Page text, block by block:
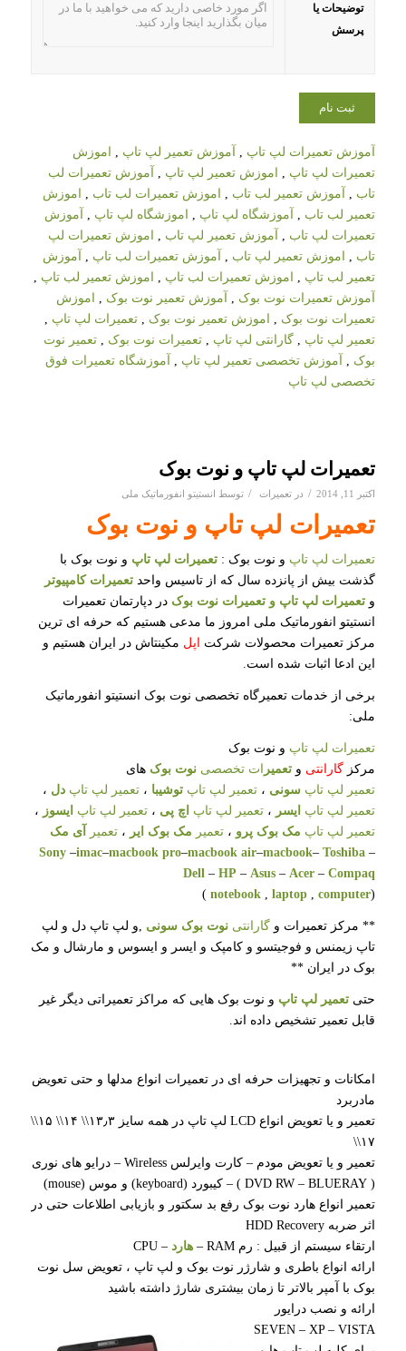
توضیحات یا
پرسش
آموزش تعمیرات لپ تاپ آموزش تعمیر لپ تاپ
اموزش
تعمیرات لپ تاپ
اموزش تعمیر لپ تاپ
آموزش تعمیرات لب
تاب
آموزش تعمیر لب تاب اموزش تعمیرات لب تاب
اموزش
تعمیر لب تاب
آموزشگاه لپ تاپ اموزشگاه لپ تاپ
آموزش
تعمیرات لپ تاب
آموزش تعمیر لپ تاب
اموزش تعمیرات لپ
تاب
اموزش تعمیر لپ تاب آموزش تعمیرات لب تاپ
آموزش
تعمیر لب تاپ
اموزش تعمیرات لب تاپ اموزش تعمیر لب تاپ
آموزش تعمیرات نوت بوک
آموزش تعمیر نوت بوک
اموزش
تعمیرات نوت بوک
اموزش تعمیر نوت بوک تعمیرات لپ تاپ
تعمیر لپ تاپ
گارانتی لپ تاپ تعمیرات نوت بوک
تعمیر نوت
بوک
آموزش تخصصی تعمیر لپ تاپ
آموزشگاه تعمیرات فوق
تخصصی لپ تاپ
تعمیرات لپ تاپ و نوت بوک
اکتبر 11, 2014 / در تعمیرات / توسط انستیتو انفورماتیک ملی
تعمیرات لپ تاپ و نوت بوک
تعمیرات لپ تاپ و نوت بوک : تعمیرات لپ تاپ و نوت بوک با
گذشت بیش از پانزده سال که از تاسیس واحد تعمیرات کامپیوتر
و تعمیرات لپ تاپ و تعمیرات نوت بوک در دپارتمان تعمیرات
انستیتو انفورماتیک ملی امروز ما مدعی هستیم که حرفه ای ترین
مرکز تعمیرات محصولات شرکت
اپل مکینتاش در ایران هستیم و
این ادعا اثبات شده است.
برخی از خدمات تعمیرگاه تخصصی نوت بوک انستیتو انفورماتیک
ملی:
تعمیرات لپ تاپ و نوت بوک
مرکز گارانتی و تعمیر ات تخصصی نوت بوک های
تعمیر لپ تاپ سونی ، تعمیر لپ تاپ توشیبا ، تعمیر لپ تاپ دل ،
تعمیر لپ تاپ ایسر ، تعمیر لپ تاپ اچ پی ، تعمیر لپ تاپ ایسوز ،
تعمیر لپ تاپ مک بوک پرو ، تعمیر مک بوک ایر ، تعمیر
آی مک
Sony –imac–macbook pro–macbook air–macbook–Toshiba –
Dell –HP –Asus –Acer –Compaq
(
notebook ,laptop ,computer
)
** مرکز تعمیرات و گارانتی نوت بوک سونی ,و لپ تاپ دل و لپ
تاپ زیمنس و فوجیتسو و کامپک و ایسر و ایسوس و مارشال و مک
بوک در ایران **
حتی تعمیر لپ تاپ و نوت بوک هایی که مراکز تعمیراتی دیگر غیر
قابل تعمیر تشخیص داده اند.
امکانات و تجهیزات حرفه ای در تعمیرات انواع مدلها و حتی تعویض
مادربرد
تعمیر و یا تعویض انواع LCD لپ تاپ در همه سایز ۱۳٫۳\\ ۱۴\\ ۱۵\\
۱۷\\
تعمیر و یا تعویض مودم – کارت وایرلس Wireless – درایو های نوری
( DVD RW – BLUERAY ) – کیبورد (keyboard) و موس (mouse)
تعمیر انواع هارد نوت بوک رفع بد سکتور و بازیابی اطلاعات حتی در
اثر ضربه HDD Recovery
ارتقاء سیستم از قبیل : رم RAM –
هارد– CPU
ارائه انواع باطری و شارژر نوت بوک و لپ تاپ ، تعویض سل نوت
بوک با آمپر بالاتر تا زمان بیشتری شارژ داشته باشید
ارائه و نصب درایور
SEVEN – XP – VISTA